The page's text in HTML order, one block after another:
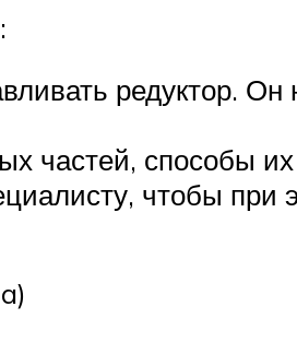
редуктор.
частей, способы
чтобы при